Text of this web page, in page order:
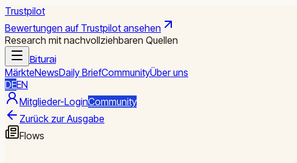
Trustpilot
Bewertungen auf Trustpilot ansehen
Research mit nachvollziehbaren Quellen
Biturai
MärkteNewsDaily BriefCommunityÜber uns
DEEN
Mitglieder-LoginCommunity
Zurück zur Ausgabe
Flows